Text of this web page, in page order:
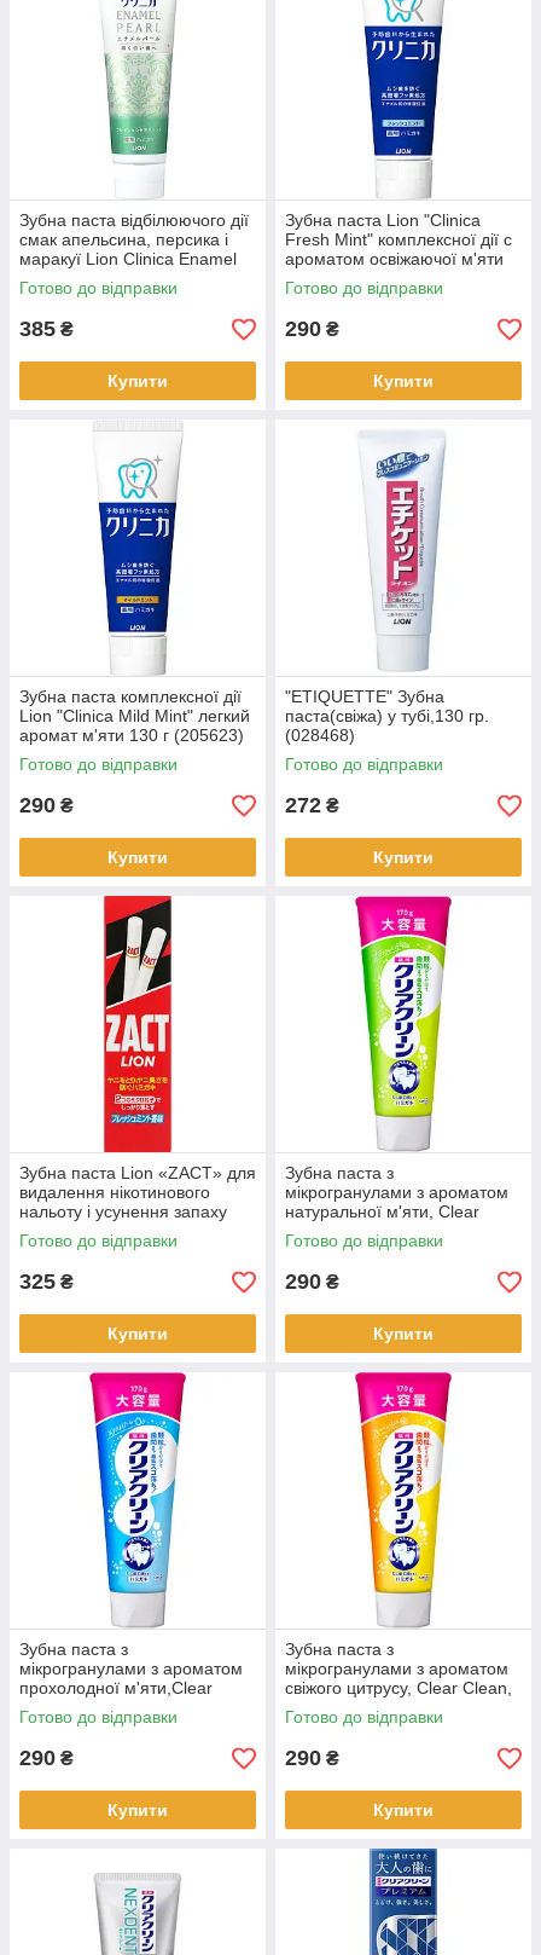
Зубна паста відбілюючого дії
смак апельсина, персика і
маракуї Lion Clinica Enamel
Pearl 130г (205760)
Готово до відправки
385 ₴
Купити
Зубна паста Lion "Clinica
Fresh Mint" комплексної дії c
ароматом освіжаючої м'яти
130 г (205647)
Готово до відправки
290 ₴
Купити
Зубна паста комплексної дії
Lion "Clinica Mild Mint" легкий
аромат м'яти 130 г (205623)
Готово до відправки
290 ₴
Купити
"ETIQUETTE" Зубна
паста(свіжа) у тубі,130 гр.
(028468)
Готово до відправки
272 ₴
Купити
Зубна паста Lion «ZACT» для
видалення нікотинового
нальоту і усунення запаху
тютюну 150 г (17189)
Готово до відправки
325 ₴
Купити
Зубна паста з
мікрогранулами з ароматом
натуральної м'яти, Clear
Clean, КАО, 170 г
Готово до відправки
290 ₴
Купити
Зубна паста з
мікрогранулами з ароматом
прохолодної м'яти,Clear
Clean, КАО, 170 г
Готово до відправки
290 ₴
Купити
Зубна паста з
мікрогранулами з ароматом
свіжого цитрусу, Clear Clean,
КАО, 170 г
Готово до відправки
290 ₴
Купити